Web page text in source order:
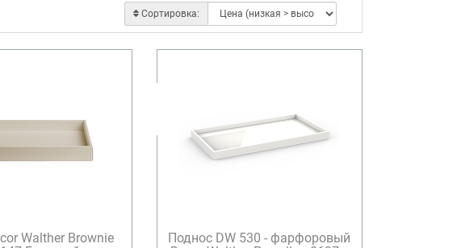
Сортировка:
Walther Brownie
Поднос DW 530 - фарфоровый